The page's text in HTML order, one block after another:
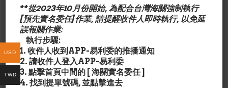
**從2023年10月份開始, 為配合台灣海關強制執行
[預先實名委任]作業, 請提醒收件人即時執行, 以免延
誤報關作業:
執行步驟:
1. 收件人收到APP-易利委的推播通知
2. 請收件人登入APP-易利委
3. 點擊首頁中間的 [ 海關實名委任 ]
4. 找到提單號碼, 並點擊進去
USD
TWD